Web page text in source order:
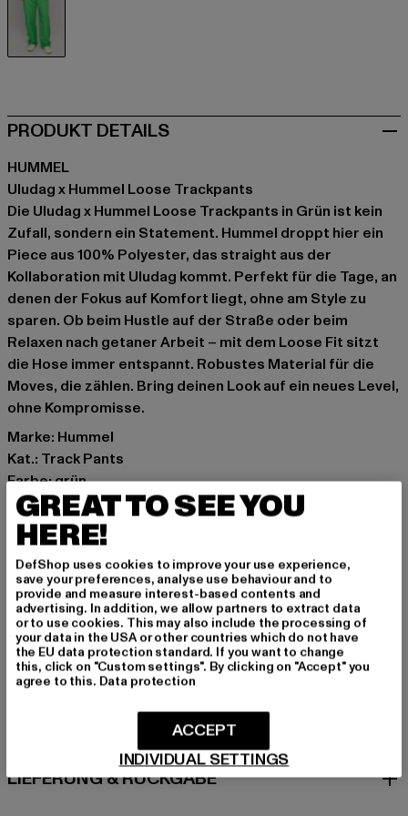
PRODUKT DETAILS
HUMMEL
Uludag x Hummel Loose Trackpants
Die Uludag x Hummel Loose Trackpants in Grün ist kein
Zufall, sondern ein Statement. Hummel droppt hier ein
Piece aus 100% Polyester, das straight aus der
Kollaboration mit Uludag kommt. Perfekt für die Tage, an
denen der Fokus auf Komfort liegt, ohne am Style zu
sparen. Ob beim Hustle auf der Straße oder beim
Relaxen nach getaner Arbeit – mit dem Loose Fit sitzt
die Hose immer entspannt. Robustes Material für die
Moves, die zählen. Bring deinen Look auf ein neues Level,
ohne Kompromisse.
Marke: Hummel
Kat.: Track Pants
Farbe: grün
Hersteller Farbe: green
Materialzusammensetzung: 100% Polyester
Art.Nr: HUM126-051-00110
Hersteller: HUMMEL CENOZOIC APS |
info@newlinehalo.com
Balticagade 20 | 8000 Aarhus C | DK
GRÖSSE & PASSFORM
LIEFERUNG & RÜCKGABE
GREAT TO SEE YOU
HERE!
DefShop uses cookies to improve your use experience,
save your preferences, analyse use behaviour and to
provide and measure interest-based contents and
advertising. In addition, we allow partners to extract data
or to use cookies. This may also include the processing of
your data in the USA or other countries which do not have
the EU data protection standard. If you want to change
this, click on "Custom settings". By clicking on "Accept" you
agree to this. Data protection
INDIVIDUAL SETTINGS
ACCEPT